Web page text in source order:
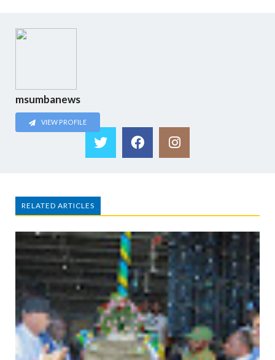
msumbanews
VIEW PROFILE
RELATED ARTICLES